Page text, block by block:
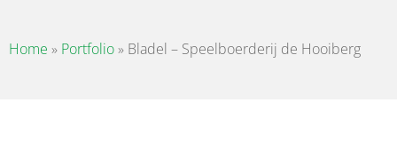
Home » Portfolio» Bladel – Speelboerderij de Hooiberg